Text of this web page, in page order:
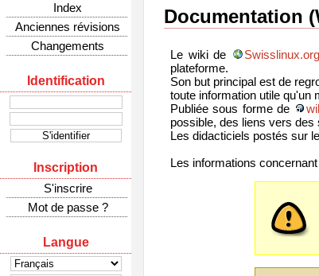
Index
Anciennes révisions
Changements
Identification
Inscription
S'inscrire
Mot de passe ?
Langue
Documentation
Le wiki de Swisslinux.org
plateforme.
Son but principal est de
toute information utile qu'un
Publiée sous forme de
possible, des liens vers
Les didacticiels postés sur le
Les informations